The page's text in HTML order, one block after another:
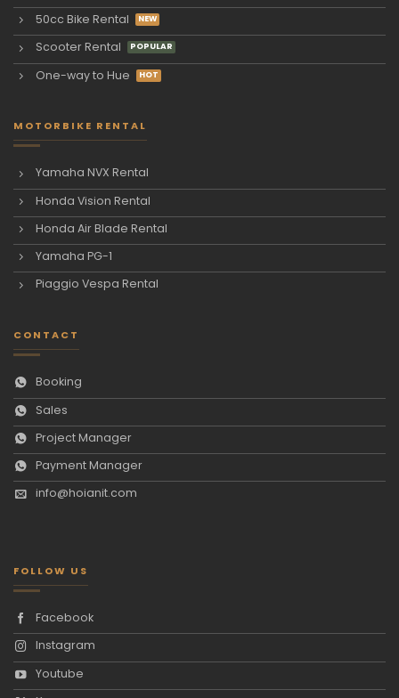
50cc Bike Rental
Scooter Rental
One-way to Hue
MOTORBIKE RENTAL
Yamaha NVX Rental
Honda Vision Rental
Honda Air Blade Rental
Yamaha PG-1
Piaggio Vespa Rental
CONTACT
Booking
Sales
Project Manager
Payment Manager
info@hoianit.com
FOLLOW US
Facebook
Instagram
Youtube